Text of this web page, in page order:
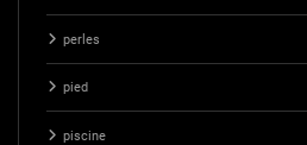
perles
pied
piscine